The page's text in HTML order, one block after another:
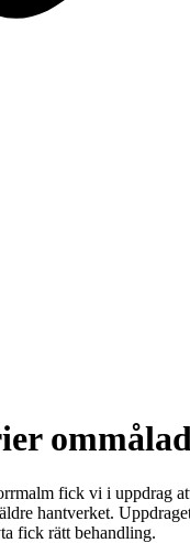
fick vi i uppdrag
hantverket.
fick rätt behandling.